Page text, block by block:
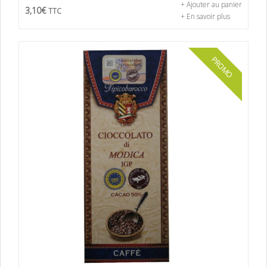
3,10€ TTC
+ Ajouter au panier
+ En savoir plus
PROMO